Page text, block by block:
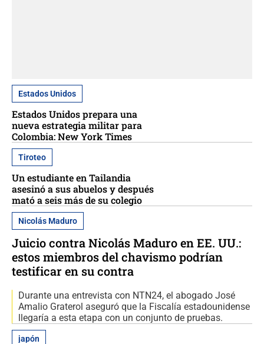
Estados Unidos
Estados Unidos prepara una
nueva estrategia militar para
Colombia: New York Times
Tiroteo
Un estudiante en Tailandia
asesinó a sus abuelos y después
mató a seis más de su colegio
Nicolás Maduro
Juicio contra Nicolás Maduro en EE. UU.:
estos miembros del chavismo podrían
testificar en su contra
Durante una entrevista con NTN24, el abogado José
Amalio Graterol aseguró que la Fiscalía estadounidense
llegaría a esta etapa con un conjunto de pruebas.
japón